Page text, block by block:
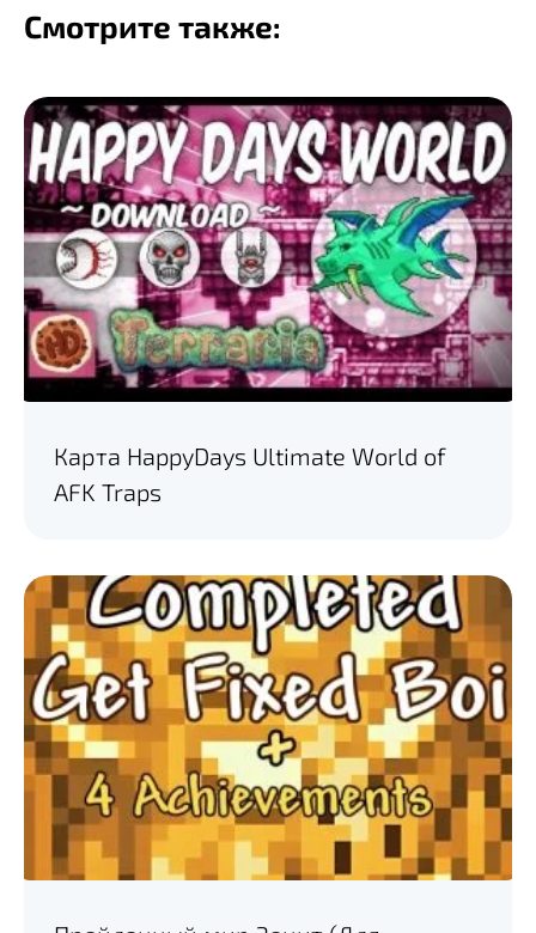
Смотрите также:
Карта HappyDays Ultimate World of
AFK Traps